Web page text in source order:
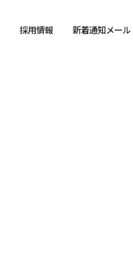
採用情報 新着通知メール